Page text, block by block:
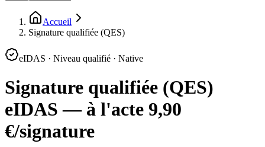
Accueil
Signature qualifiée (QES)
eIDAS · Niveau qualifié · Native
Signature qualifiée (QES)
eIDAS — à l'acte 9,90
€/signature